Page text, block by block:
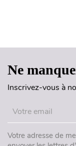
Ne
Inscrivez-vous à
Votre adresse de